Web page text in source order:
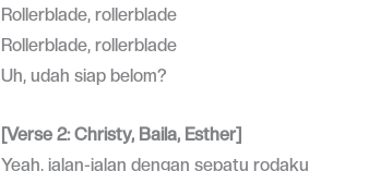
Rollerblade, rollerblade
Rollerblade, rollerblade
Uh, udah siap belom?
[Verse 2: Christy, Baila, Esther]
Yeah, jalan-jalan dengan sepatu rodaku